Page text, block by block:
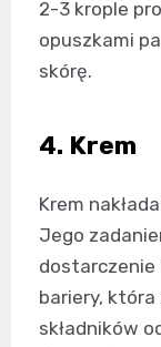
2-3 krople
opuszkami
skórę.
4. Krem
Krem
Jego
dostarczenie
bariery,
składników